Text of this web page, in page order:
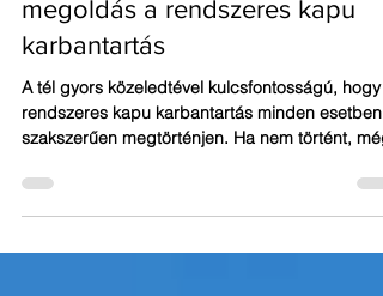
a hidegebb hónapokban - a
megoldás a rendszeres kapu
karbantartás
A tél gyors közeledtével kulcsfontosságú, hogy a
szakszerűen megtörténjen. Ha nem történt, még